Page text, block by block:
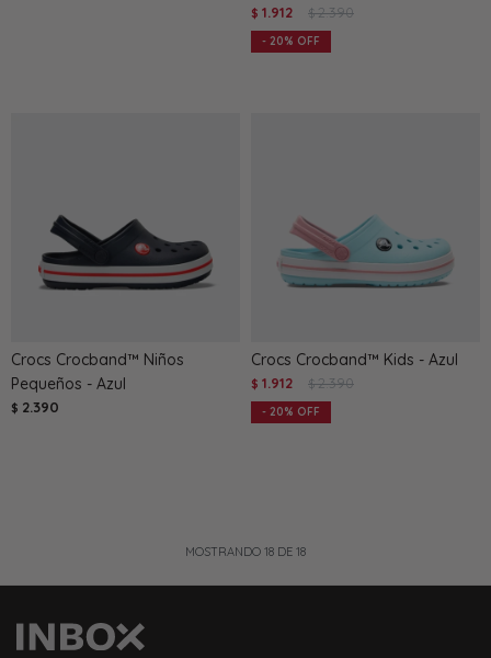
$ 1.912 $ 2.390
20
Crocs Crocband™ Niños
Pequeños - Azul
$ 2.390
Crocs Crocband™ Kids - Azul
$ 1.912 $ 2.390
20
MOSTRANDO 18 DE 18